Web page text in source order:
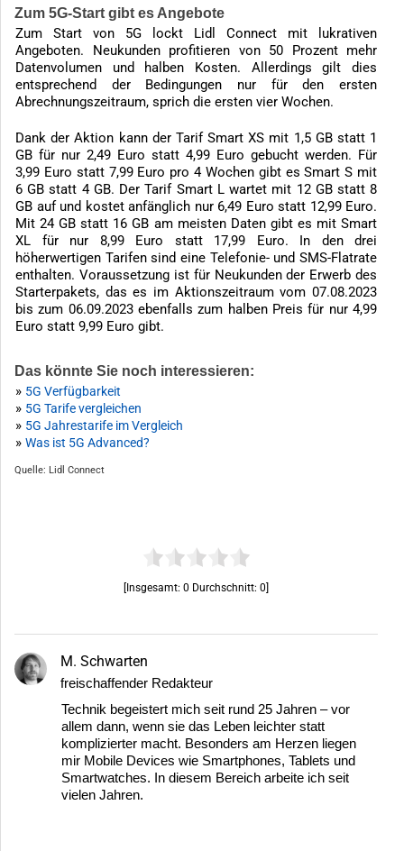
Zum 5G-Start gibt es Angebote
Zum Start von 5G lockt Lidl Connect mit lukrativen
Angeboten. Neukunden profitieren von 50 Prozent mehr
Datenvolumen und halben Kosten. Allerdings gilt dies
entsprechend der Bedingungen nur für den ersten
Abrechnungszeitraum, sprich die ersten vier Wochen.
Dank der Aktion kann der Tarif Smart XS mit 1,5 GB statt 1
GB für nur 2,49 Euro statt 4,99 Euro gebucht werden. Für
3,99 Euro statt 7,99 Euro pro 4 Wochen gibt es Smart S mit
6 GB statt 4 GB. Der Tarif Smart L wartet mit 12 GB statt 8
GB auf und kostet anfänglich nur 6,49 Euro statt 12,99 Euro.
Mit 24 GB statt 16 GB am meisten Daten gibt es mit Smart
XL für nur 8,99 Euro statt 17,99 Euro. In den drei
höherwertigen Tarifen sind eine Telefonie- und SMS-Flatrate
enthalten. Voraussetzung ist für Neukunden der Erwerb des
Starterpakets, das es im Aktionszeitraum vom 07.08.2023
bis zum 06.09.2023 ebenfalls zum halben Preis für nur 4,99
Euro statt 9,99 Euro gibt.
Das könnte Sie noch interessieren:
» 5G Verfügbarkeit
» 5G Tarife vergleichen
» 5G Jahrestarife im Vergleich
» Was ist 5G Advanced?
Quelle: Lidl Connect
[Insgesamt:0 Durchschnitt:0
M. Schwarten
freischaffender Redakteur
Technik begeistert mich seit rund 25 Jahren – vor
allem dann, wenn sie das Leben leichter statt
komplizierter macht. Besonders am Herzen liegen
mir Mobile Devices wie Smartphones, Tablets und
Smartwatches. In diesem Bereich arbeite ich seit
vielen Jahren.